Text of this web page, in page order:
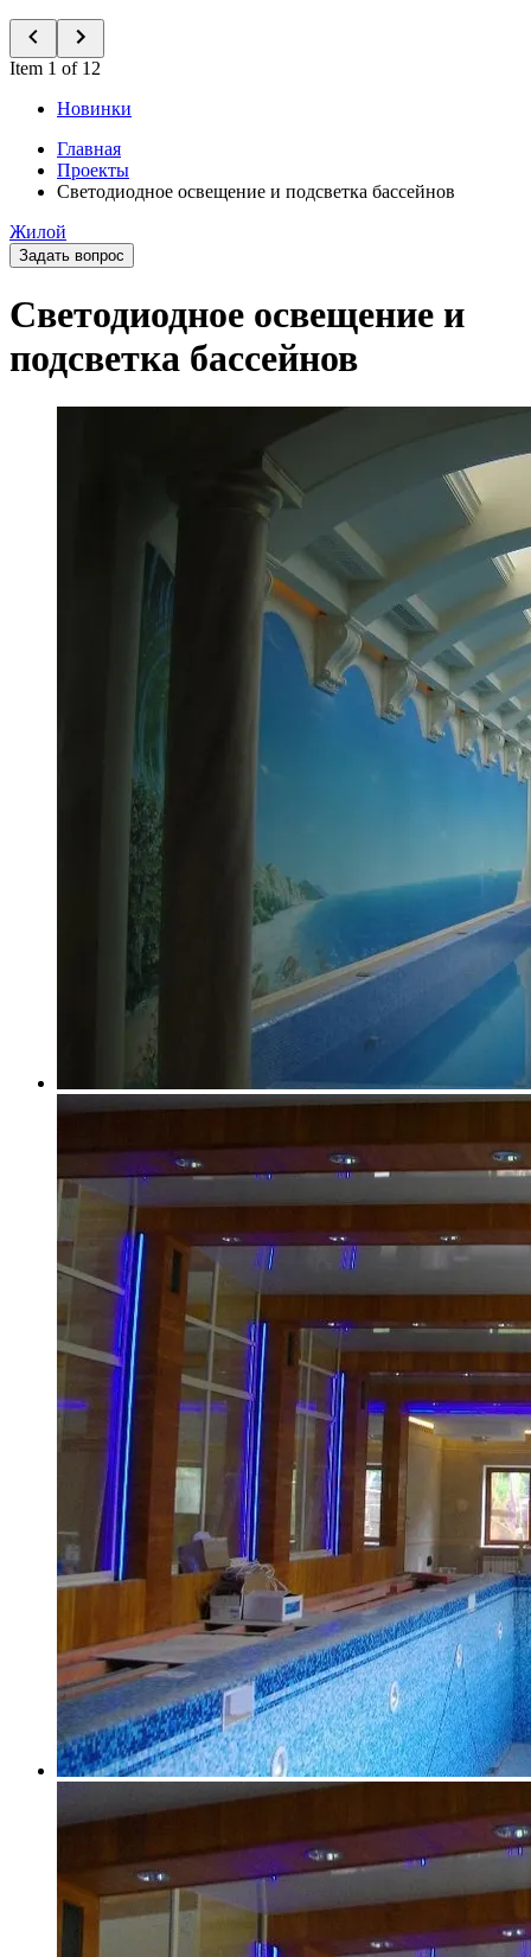
Item 1 of 12
Новинки
Главная
Проекты
Светодиодное освещение и подсветка бассейнов
Жилой
Задать вопрос
Светодиодное освещение и
подсветка бассейнов